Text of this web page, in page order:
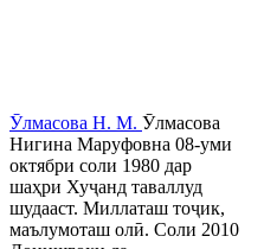
Ӯлмасова Н. М. Ӯлмасова
Нигина Маруфовна 08-уми
октябри соли 1980 дар
шаҳри Хуҷанд таваллуд
шудааст. Миллаташ тоҷик,
маълумоташ олӣ. Соли 2010